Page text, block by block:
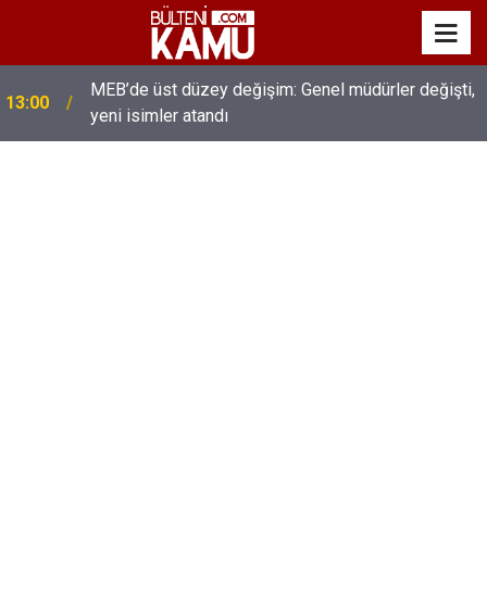
13:00
MEB’de üst düzey değişim: Genel müdürler değişti,
yeni isimler atandı